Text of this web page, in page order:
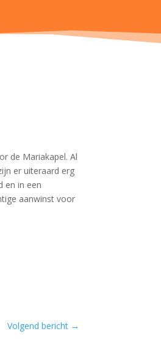
de Mariakapel. Al
er uiteraard erg
en in een
aanwinst voor
Volgend bericht→